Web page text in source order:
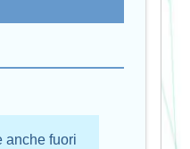
anche fuori